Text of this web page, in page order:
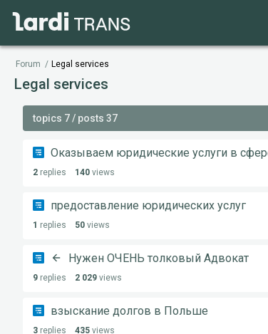
Forum / Legal services
Legal services
topics 7 / posts 37
Оказываем юридические услуги в
2 replies 140 views
предоставление юридических услуг
1 replies 50 views
Нужен ОЧЕНЬ толковый Адвокат
9 replies 2 029 views
взыскание долгов в Польше
3 replies 435 views